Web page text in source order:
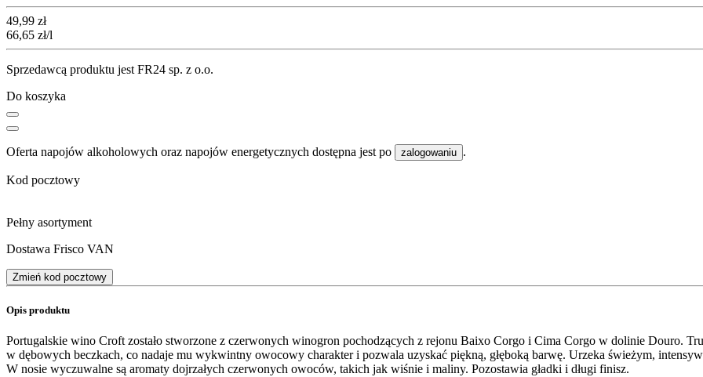
Cena
49,99 zł
66,65 zł/l
Sprzedawcą produktu jest FR24 sp. z o.o.
Do koszyka
Oferta napojów alkoholowych oraz napojów energetycznych dostępna jest po zalogowaniu .
Kod pocztowy
Pełny asortyment
Dostawa Frisco VAN
Zmień kod pocztowy
Opis produktu
Portugalskie wino Croft zostało stworzone z czerwonych winogron pochodzących z rejonu Baixo Corgo i Cima Corgo w dolinie Douro.
w dębowych beczkach, co nadaje mu wykwintny owocowy charakter i pozwala uzyskać piękną, głęboką barwę. Urzeka świeżym,
W nosie wyczuwalne są aromaty dojrzałych czerwonych owoców, takich jak wiśnie i maliny. Pozostawia gładki i długi finisz.